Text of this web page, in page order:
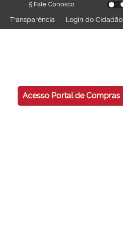
5 Fale Conosco
Transparência Login do Cidadão
Acesso Portal de Compras